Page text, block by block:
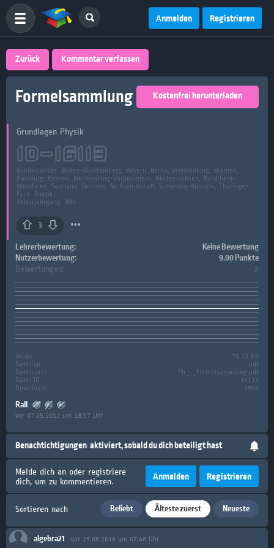
Anmelden Registrieren
Zurück Kommentar verfassen
Formelsammlung Kostenfrei herunterladen
Lehrerbewertung:
Keine Bewertung
Nutzerbewertung:
9.00 Punkte
Bewertungen: 2
Größe:
78.13 KB
Dateityp:
pdf
Dateiname:
Ph_-_Formelsammlung.pdf
Datei-ID:
16113
Downloads:
1599
Rall
vor 07.05.2012 um 18:57 Uhr
Grundlagen Physik
ID-16113
Bundesländer: Baden-Württemberg, Bayern, Berlin, Brandenburg, Bremen,
Hamburg, Hessen, Mecklenburg-Vorpommern, Niedersachsen, Nordrhein-
Westfalen, Saarland, Sachsen, Sachsen-Anhalt, Schleswig-Holstein, Thüringen
Fach: Physik
Abiturjahrgang: Alle
3
Benachtichtigungen aktiviert, sobald du dich beteiligt hast
Melde dich an oder registriere
dich, um zu kommentieren.
Anmelden Registrieren
Sortieren nach Beliebt Älteste zuerst Neueste
algebra21 vor 25.06.2016 um 07:46 Uhr